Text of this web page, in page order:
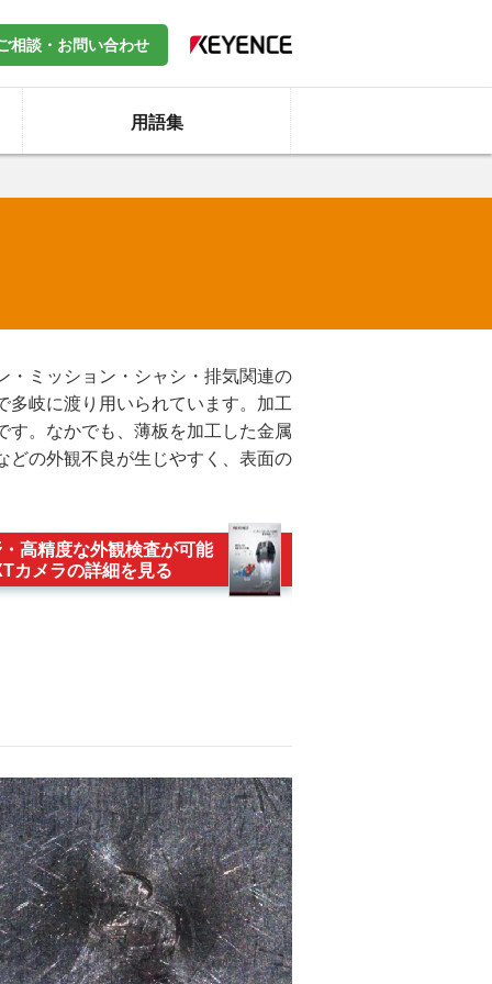
相談・お問い合わせ
用語集
・ミッション・シャシ・排気関連の
多岐に渡り用いられています。加工
す。なかでも、薄板を加工した金属
どの外観不良が生じやすく、表面の
高精度な外観検査が可能
カメラの詳細を見る